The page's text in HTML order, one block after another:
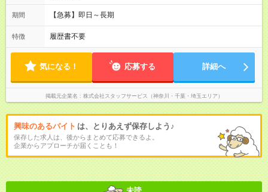
期間 【急募】即日～長期
特徴 履歴書不要
気になる！ 応募する 詳細へ
掲載元企業名 株式会社スタッフサービス（神奈川・千葉・埼玉エリア）
興味のあるバイト は、とりあえず保存しよう♪
保存した求人は、後からまとめて応募できるよ。
企業からアプローチが届くことも！